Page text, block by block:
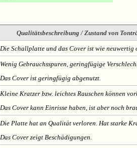
Qualitätsbeschreibung / Zustand von
Die Schallplatte und das Cover ist wie
Wenig Gebrauchsspuren, geringfügige
Das Cover ist geringfügig abgenutzt.
Kleine Kratzer bzw. leichtes Rauschen können
Das Cover kann Einrisse haben, ist aber noch
Die Platte hat an Qualität verloren. Hat starke
Das Cover zeigt Beschädigungen.